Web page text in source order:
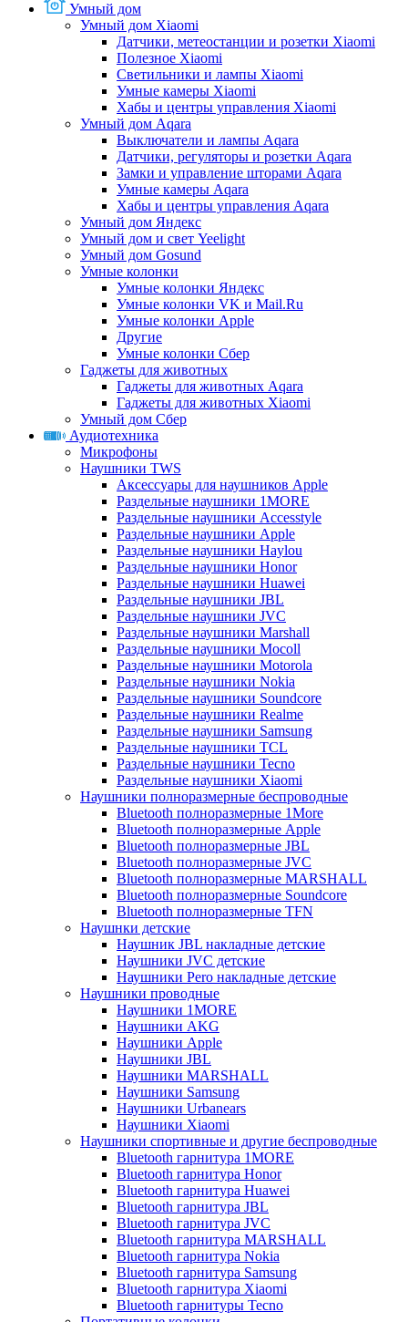
Умный дом
Умный дом Xiaomi
Датчики, метеостанции и розетки Xiaomi
Полезное Xiaomi
Светильники и лампы Xiaomi
Умные камеры Xiaomi
Хабы и центры управления Xiaomi
Умный дом Aqara
Выключатели и лампы Aqara
Датчики, регуляторы и розетки Aqara
Замки и управление шторами Aqara
Умные камеры Aqara
Хабы и центры управления Aqara
Умный дом Яндекс
Умный дом и свет Yeelight
Умный дом Gosund
Умные колонки
Умные колонки Яндекс
Умные колонки VK и Mail.Ru
Умные колонки Apple
Другие
Умные колонки Сбер
Гаджеты для животных
Гаджеты для животных Aqara
Гаджеты для животных Xiaomi
Умный дом Сбер
Аудиотехника
Микрофоны
Наушники TWS
Аксессуары для наушников Apple
Раздельные наушники 1MORE
Раздельные наушники Accesstyle
Раздельные наушники Apple
Раздельные наушники Haylou
Раздельные наушники Honor
Раздельные наушники Huawei
Раздельные наушники JBL
Раздельные наушники JVC
Раздельные наушники Marshall
Раздельные наушники Mocoll
Раздельные наушники Motorola
Раздельные наушники Nokia
Раздельные наушники Soundcore
Раздельные наушники Realme
Раздельные наушники Samsung
Раздельные наушники TCL
Раздельные наушники Tecno
Раздельные наушники Xiaomi
Наушники полноразмерные беспроводные
Bluetooth полноразмерные 1More
Bluetooth полноразмерные Apple
Bluetooth полноразмерные JBL
Bluetooth полноразмерные JVC
Bluetooth полноразмерные MARSHALL
Bluetooth полноразмерные Soundcore
Bluetooth полноразмерные TFN
Наушнки детские
Наушник JBL накладные детские
Наушники JVC детские
Наушники Pero накладные детские
Наушники проводные
Наушники 1MORE
Наушники AKG
Наушники Apple
Наушники JBL
Наушники MARSHALL
Наушники Samsung
Наушники Urbanears
Наушники Xiaomi
Наушники спортивные и другие беспроводные
Bluetooth гарнитура 1MORE
Bluetooth гарнитура Honor
Bluetooth гарнитура Huawei
Bluetooth гарнитура JBL
Bluetooth гарнитура JVC
Bluetooth гарнитура MARSHALL
Bluetooth гарнитура Nokia
Bluetooth гарнитура Samsung
Bluetooth гарнитура Xiaomi
Bluetooth гарнитуры Tecno